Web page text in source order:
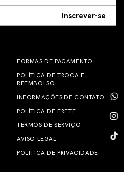
Inscrever-se
FORMAS DE PAGAMENTO
POLÍTICA DE TROCA E
REEMBOLSO
INFORMAÇÕES DE CONTATO
POLÍTICA DE FRETE
TERMOS DE SERVIÇO
AVISO LEGAL
POLÍTICA DE PRIVACIDADE